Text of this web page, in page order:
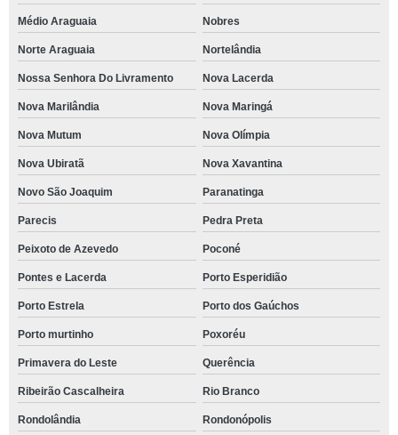
Médio Araguaia Nobres
Norte Araguaia Nortelândia
Nossa Senhora Do Livramento Nova Lacerda
Nova Marilândia Nova Maringá
Nova Mutum Nova Olímpia
Nova Ubiratã Nova Xavantina
Novo São Joaquim Paranatinga
Parecis Pedra Preta
Peixoto de Azevedo Poconé
Pontes e Lacerda Porto Esperidião
Porto Estrela Porto dos Gaúchos
Porto murtinho Poxoréu
Primavera do Leste Querência
Ribeirão Cascalheira Rio Branco
Rondolândia Rondonópolis